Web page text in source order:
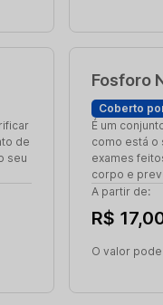
de
seu
Fosforo
Coberto
É um
como está o
exames
corpo e
A partir de:
R$
O valor